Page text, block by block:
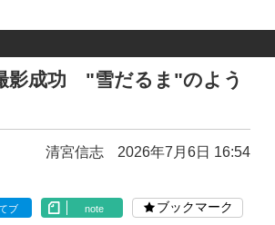
影成功 "雪だるま"のよう
清宮信志 2026年7月6日 16:54
ブ note ブックマーク